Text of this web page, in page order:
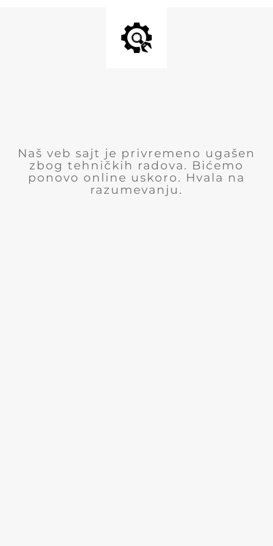
Naš veb sajt je privremeno ugašen
zbog tehničkih radova. Bićemo
ponovo online uskoro. Hvala na
razumevanju.